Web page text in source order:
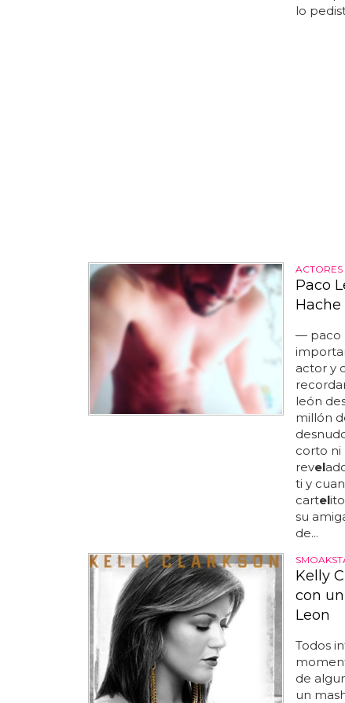
lo
Paco
Hache
— paco
actor y
león
millón
corto ni
revel
ti y
cartel
su
de...
Kelly
con
Leon
Todos
de
un